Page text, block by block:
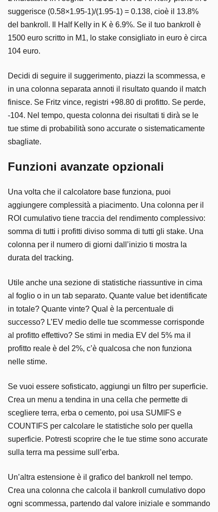
suggerisce (0.58×1.95-1)/(1.95-1) = 0.138, cioè il 13.8%
del bankroll. Il Half Kelly in K è 6.9%. Se il tuo bankroll è
1500 euro scritto in M1, lo stake consigliato in euro è circa
104 euro.
Decidi di seguire il suggerimento, piazzi la scommessa, e
in una colonna separata annoti il risultato quando il match
finisce. Se Fritz vince, registri +98.80 di profitto. Se perde,
-104. Nel tempo, questa colonna dei risultati ti dirà se le
tue stime di probabilità sono accurate o sistematicamente
sbagliate.
Funzioni avanzate opzionali
Una volta che il calcolatore base funziona, puoi
aggiungere complessità a piacimento. Una colonna per il
ROI cumulativo tiene traccia del rendimento complessivo:
somma di tutti i profitti diviso somma di tutti gli stake. Una
colonna per il numero di giorni dall’inizio ti mostra la
durata del tracking.
Utile anche una sezione di statistiche riassuntive in cima
al foglio o in un tab separato. Quante value bet identificate
in totale? Quante vinte? Qual è la percentuale di
successo? L’EV medio delle tue scommesse corrisponde
al profitto effettivo? Se stimi in media EV del 5% ma il
profitto reale è del 2%, c’è qualcosa che non funziona
nelle stime.
Se vuoi essere sofisticato, aggiungi un filtro per superficie.
Crea un menu a tendina in una cella che permette di
scegliere terra, erba o cemento, poi usa SUMIFS e
COUNTIFS per calcolare le statistiche solo per quella
superficie. Potresti scoprire che le tue stime sono accurate
sulla terra ma pessime sull’erba.
Un’altra estensione è il grafico del bankroll nel tempo.
Crea una colonna che calcola il bankroll cumulativo dopo
ogni scommessa, partendo dal valore iniziale e sommando